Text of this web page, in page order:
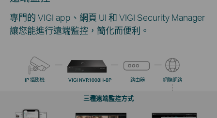
專門的 VIGI app、網頁 UI 和 VIGI Security Manager
讓您能進行遠端監控，簡化而便利。
IP 攝影機 VIGI NVR1008H-8P 路由器 網際網路
三種遠端監控方式